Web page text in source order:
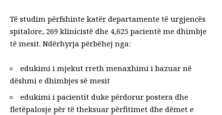
Të studim përfshinte katër departamente të urgjencës
spitalore, 269 klinicistë dhe 4,625 pacientë me dhimbje
të mesit. Ndërhyrja përbëhej nga:
edukimi i mjekut rreth menaxhimi i bazuar në
dëshmi e dhimbjes së mesit
edukimi i pacientit duke përdorur postera dhe
fletëpalosje për të theksuar përfitimet dhe dëmet e